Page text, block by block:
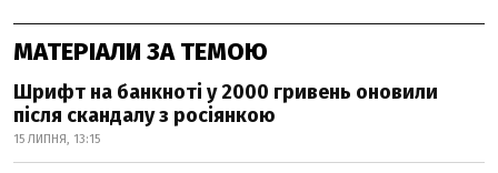
МАТЕРІАЛИ ЗА ТЕМОЮ
Шрифт на банкноті у 2000 гривень оновили
після скандалу з росіянкою
15 ЛИПНЯ, 13:15